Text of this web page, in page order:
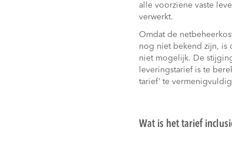
alle voorziene vaste
verwerkt.
Omdat de
nog niet bekend zijn, is
niet mogelijk. De
leveringstarief is te
tarief’ te
Wat is het tarief